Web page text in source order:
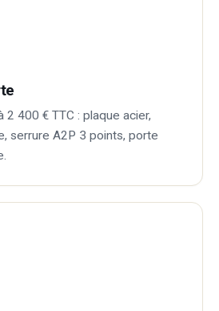
2 400 € TTC : plaque acier,
serrure A2P 3 points, porte